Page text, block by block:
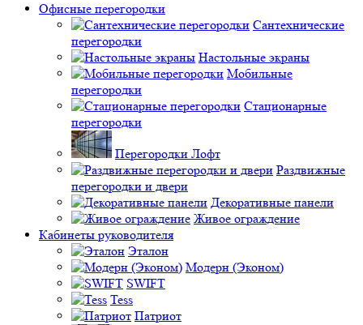
Офисные перегородки
Сантехнические
перегородки
Настольные экраны
Мобильные
перегородки
Стационарные
перегородки
Перегородки Лофт
Раздвижные
перегородки и двери
Декоративные панели
Живое ограждение
Кабинеты руководителя
Эталон
Модерн (Эконом)
SWIFT
Tess
Патриот